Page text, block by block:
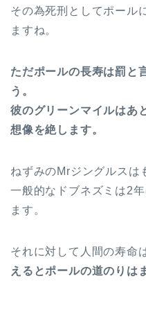
その為死刑としてポール
ますね。
ただポールの長寿は罰と
う。
彼のグリーンマイルはあ
想像を絶します。
ねずみのMrジングルスは
一般的なドブネズミは2
ます。
それに対して人間の寿命
えるとポールの道のりは